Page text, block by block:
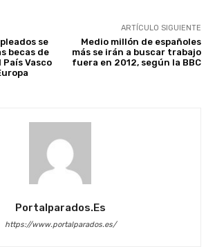
se
becas de
Vasco
ARTÍCULO SIGUIENTE
Medio millón de españoles
más se irán a buscar trabajo
fuera en 2012, según la BBC
Portalparados.es
https://www.portalparados.es/